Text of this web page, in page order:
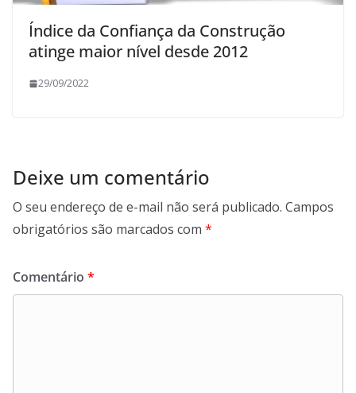
Índice da Confiança da Construção
atinge maior nível desde 2012
29/09/2022
Deixe um comentário
O seu endereço de e-mail não será publicado. Campos
obrigatórios são marcados com *
Comentário *